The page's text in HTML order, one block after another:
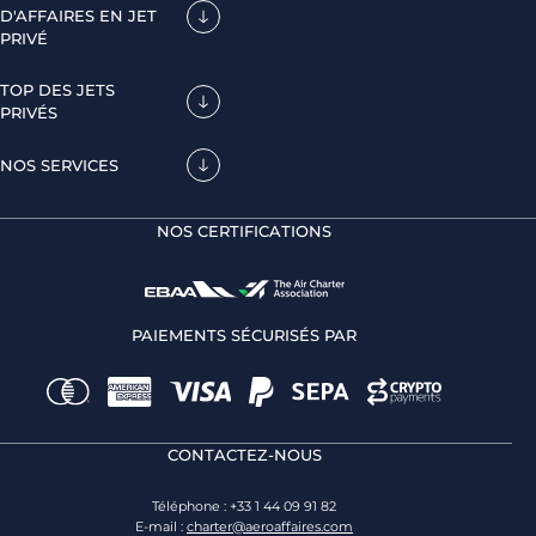
D'AFFAIRES EN JET
PRIVÉ
TOP DES JETS
PRIVÉS
NOS SERVICES
NOS CERTIFICATIONS
PAIEMENTS SÉCURISÉS PAR
CONTACTEZ-NOUS
Téléphone : +33 1 44 09 91 82
E-mail : charter@aeroaffaires.com